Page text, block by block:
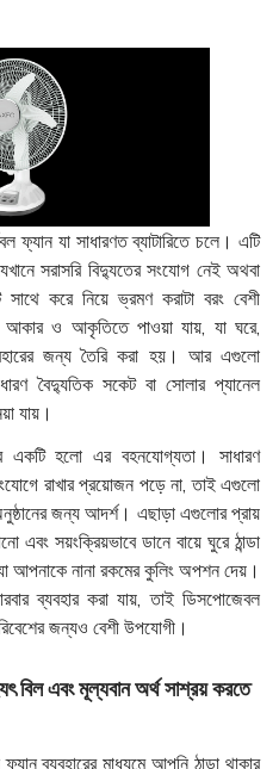
ফ্যান যা সাধারণত ব্যাটারিতে চলে। এটি
সরাসরি বিদ্যুতের সংযোগ নেই অথবা
করে নিয়ে ভ্রমণ করাটা বরং বেশী
ও আকৃতিতে পাওয়া যায়, যা ঘরে,
জন্য তৈরি করা হয়। আর এগুলো
বৈদ্যুতিক সকেট বা সোলার প্যানেল
যায়।
একটি হলো এর বহনযোগ্যতা। সাধারণ
রাখার প্রয়োজন পড়ে না, তাই এগুলো
জন্য আদর্শ। এছাড়া এগুলোর প্রায়
সয়ংক্রিয়ভাবে ডানে বায়ে ঘুরে ঠান্ডা
আপনাকে নানা রকমের কুলিং অপশন দেয়।
ব্যবহার করা যায়, তাই ডিসপোজেবল
জন্যও বেশী উপযোগী।
বিল এবং মূল্যবান অর্থ সাশ্রয় করতে
ব্যবহারের মাধ্যমে আপনি ঠান্ডা থাকার